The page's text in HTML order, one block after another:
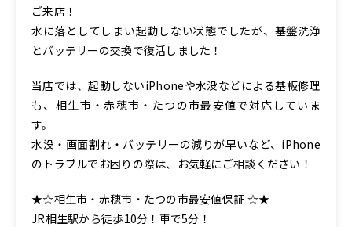
ご来店！
水に落としてしまい起動しない状態でしたが、基盤洗浄
とバッテリーの交換で復活しました！
当店では、起動しないiPhoneや水没などによる基板修理
も、相生市・赤穂市・たつの市最安値で対応していま
す。
水没・画面割れ・バッテリーの減りが早いなど、iPhone
のトラブルでお困りの際は、お気軽にご相談ください！
★☆相生市・赤穂市・たつの市最安値保証 ☆★
JR相生駅から徒歩10分！車で5分！